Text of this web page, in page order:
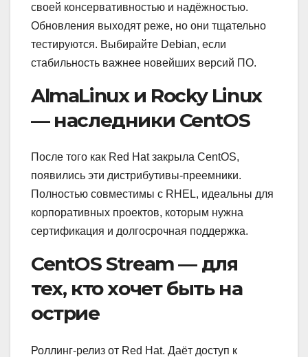
своей консервативностью и надёжностью.
Обновления выходят реже, но они тщательно
тестируются. Выбирайте Debian, если
стабильность важнее новейших версий ПО.
AlmaLinux и Rocky Linux
— наследники CentOS
После того как Red Hat закрыла CentOS,
появились эти дистрибутивы-преемники.
Полностью совместимы с RHEL, идеальны для
корпоративных проектов, которым нужна
сертификация и долгосрочная поддержка.
CentOS Stream — для
тех, кто хочет быть на
острие
Роллинг-релиз от Red Hat. Даёт доступ к